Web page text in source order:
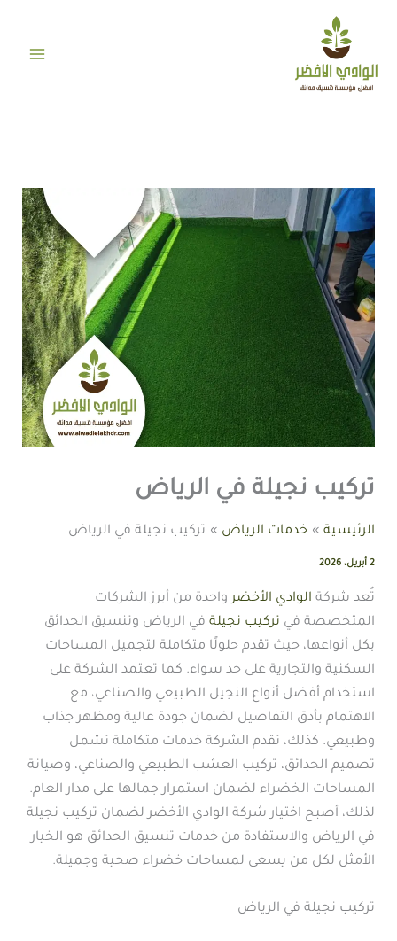
المحتوى
تركيب نجيلة في الرياض
الرئيسية خدمات الرياض تركيب نجيلة في الرياض
2 أبريل، 2026
تُعد شركة الوادي الأخضر واحدة من أبرز الشركات
المتخصصة في تركيب نجيلة في الرياض وتنسيق الحدائق
بكل أنواعها، حيث تقدم حلولًا متكاملة لتجميل المساحات
السكنية والتجارية على حد سواء. كما تعتمد الشركة على
استخدام أفضل أنواع النجيل الطبيعي والصناعي، مع
الاهتمام بأدق التفاصيل لضمان جودة عالية ومظهر جذاب
وطبيعي. كذلك، تقدم الشركة خدمات متكاملة تشمل
تصميم الحدائق، تركيب العشب الطبيعي والصناعي، وصيانة
المساحات الخضراء لضمان استمرار جمالها على مدار العام.
لذلك، أصبح اختيار شركة الوادي الأخضر لضمان تركيب نجيلة
في الرياض والاستفادة من خدمات تنسيق الحدائق هو الخيار
الأمثل لكل من يسعى لمساحات خضراء صحية وجميلة.
تركيب نجيلة في الرياض